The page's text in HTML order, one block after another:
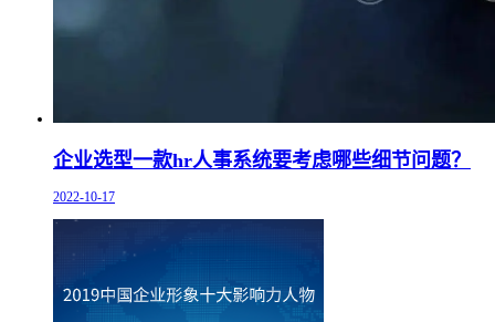
企业选型一款hr人事系统要考虑哪些细节问题？
2022-10-17